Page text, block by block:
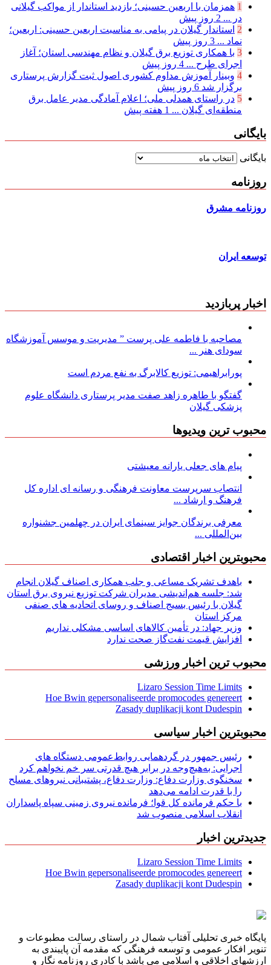
1 همزمان با اربعین حسینی؛ بازدید استاندار از مواکب گیلانی
در ... 2 روز پیش
2 استاندار گیلان در پیامی به مناسبت اربعین حسینی: اربعین؛
نماد ... 3 روز پیش
3 با همکاری توزیع برق گیلان و نظام مهندسی استان؛ آغاز
اجرای طرح ... 4 روز پیش
4 وبینار آموزش مداوم کشوری اصول ثبت گزارش پرستاری
برگزار شد 6 روز پیش
5 در راستای همدلی ملی؛ اعلام آمادگی مدیر عامل برق
منطقه‌ای گیلان ... 1 هفته پیش
بایگانی
بایگانی
روزنامه
روزنامه مشرق
توسعه ایران
اخبار پربازدید
مصاحبه با فاطمه علی پرست ” مدیریت و موسس آموزشگاه
سودای هنر ...
پورابراهیمی: توزیع کالابرگ به نفع مردم است
گفتگو با طاهره زاهد صفت مدیر پرستاری دانشگاه علوم
پزشکی گیلان
محبوب ترین ویدیوها
پیام های جعلی یارانه معیشتی
انتصاب سرپرست معاونت فرهنگی و رسانه ای اداره کل
فرهنگ و ارشاد ...
معرفی برندگان جوایز سینمای ایران در چهلمین جشنواره
بین‌المللی ...
محبوبترین اخبار اقتصادی
باهدف تشریک مساعی و جلب همکاری اصناف گیلان انجام
شد: جلسه هم‌اندیشی مدیران شركت توزیع نیروی برق استان
گیلان با رئیس بسیج اصناف و روسای اتحادیه های صنفی
مركز استان
وزیر جهاد: در تأمین کالاهای اساسی مشکلی نداریم
افزایش قیمت نفت‌گاز صحت ندارد
محبوب ترین اخبار ورزشی
Lizaro Session Time Limits
Hoe Bwin gepersonaliseerde promocodes genereert
Zasady duplikacji kont Dudespin
محبوبترین اخبار سیاسی
رئیس جمهور در گردهمایی روابط‌عمومی دستگاه های
اجرایی: به‌هیچ‌وجه در برابر هیچ قدرتی سر خم نخواهم کرد
سخنگوی وزارت دفاع: وزارت دفاع، پشتیبانی نیرو‌های مسلح
را با قدرت ادامه می‌دهد
با حکم فرمانده کل قوا؛ فرمانده نیروی زمینی سپاه پاسداران
انقلاب اسلامی منصوب شد
جدیدترین اخبار
Lizaro Session Time Limits
Hoe Bwin gepersonaliseerde promocodes genereert
Zasady duplikacji kont Dudespin
پایگاه خبری تحلیلی آفتاب شمال در راستای رسالت مطبوعات و
تنویر افکار عمومی و توسعه فرهنگی که مقدمه آن پایبندی به
ارزشهای اخلاقی و اسلامی می باشد با کادری روزنامه نگار و